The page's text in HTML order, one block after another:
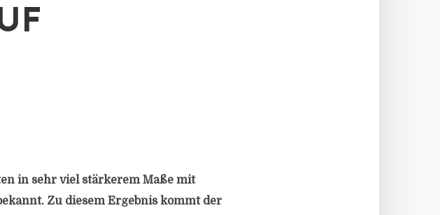
in sehr viel stärkerem Maße mit
Zu diesem Ergebnis kommt der